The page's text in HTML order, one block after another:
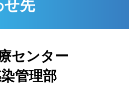
せ先
センター
管理部